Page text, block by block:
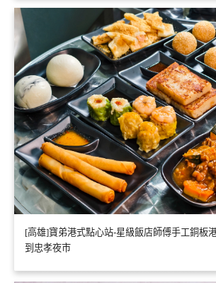
[高雄]寶弟港式點心站-星級飯店師傅手工銅板
到忠孝夜市